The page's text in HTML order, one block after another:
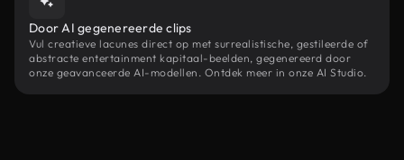
Door AI gegenereerde clips
Vul creatieve lacunes direct op met surrealistische, gestileerde of
abstracte entertainment kapitaal-beelden, gegenereerd door
onze geavanceerde AI-modellen. Ontdek meer in onze AI Studio.